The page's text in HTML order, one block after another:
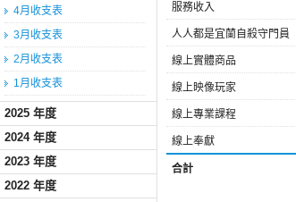
4月收支表
3月收支表
2月收支表
1月收支表
2025 年度
2024 年度
2023 年度
2022 年度
服務收入
人人都是宜蘭自殺守門員
線上實體商品
線上映像玩家
線上專業課程
線上奉獻
合計